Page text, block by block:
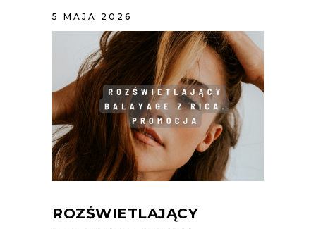
5 MAJA 2026
ROZŚWIETLAJĄCY